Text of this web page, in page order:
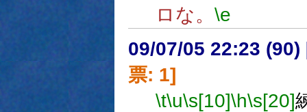
ロな。 \e
09/07/05 22:23 (90)
票: 1]
\t\u\s[10]\h\s[20]